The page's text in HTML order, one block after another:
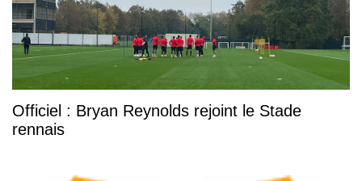
Officiel : Bryan Reynolds rejoint le Stade
rennais